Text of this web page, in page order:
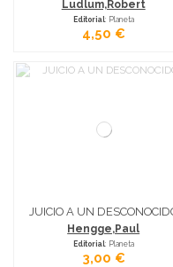
Ludlum,Robert
Editorial: Planeta
4,50 €
JUICIO A UN
Hengge,Paul
Editorial: Planeta
3,00 €